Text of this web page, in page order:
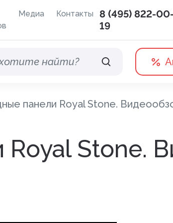
Медиа Контакты
8 (495) 822-00-
19
система
панели Royal Stone.
Stone.